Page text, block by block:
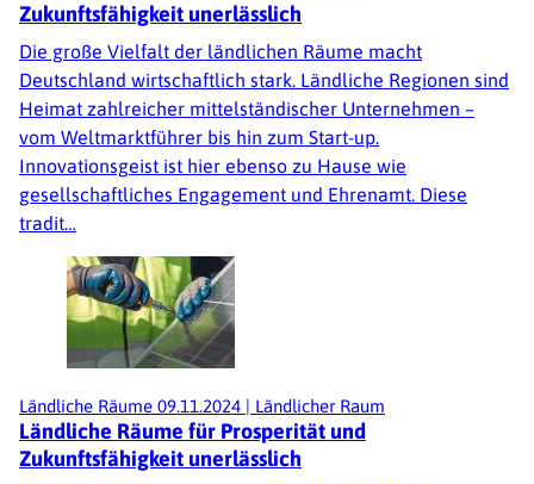
Zukunftsfähigkeit unerlässlich
Die große Vielfalt der ländlichen Räume macht
Deutschland wirtschaftlich stark. Ländliche Regionen sind
Heimat zahlreicher mittelständischer Unternehmen –
vom Weltmarktführer bis hin zum Start-up.
Innovationsgeist ist hier ebenso zu Hause wie
gesellschaftliches Engagement und Ehrenamt. Diese
tradit…
Ländliche Räume 09.11.2024 | Ländlicher Raum
Ländliche Räume für Prosperität und
Zukunftsfähigkeit unerlässlich